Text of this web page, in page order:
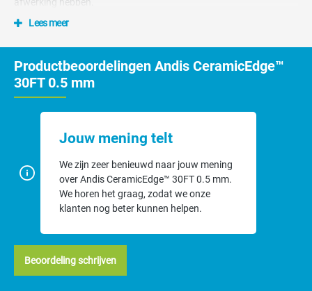
afwerking hebben.
Door gebruik te maken van keramische bovenmessen wordt het
kunnen niet worden geslepen maar zijn wel vervangbaar.
Lees meer
Productbeoordelingen Andis CeramicEdge™
30FT 0.5 mm
Jouw mening telt
We zijn zeer benieuwd naar jouw mening
over Andis CeramicEdge™ 30FT 0.5 mm.
We horen het graag, zodat we onze
klanten nog beter kunnen helpen.
Beoordeling schrijven